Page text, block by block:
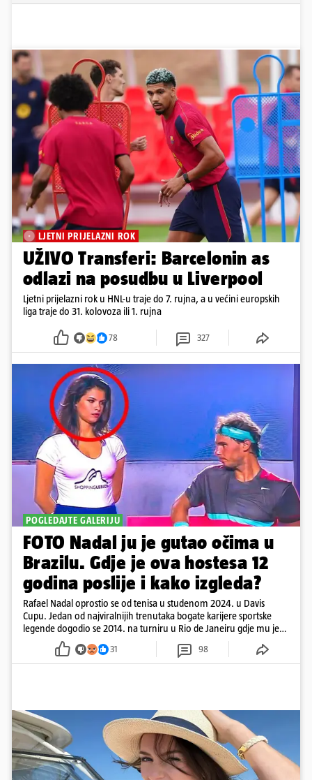
LJETNI PRIJELAZNI ROK
UŽIVO Transferi: Barcelonin as
odlazi na posudbu u Liverpool
Ljetni prijelazni rok u HNL-u traje do 7. rujna, a u većini europskih
liga traje do 31. kolovoza ili 1. rujna
78 327
POGLEDAJTE GALERIJU
FOTO Nadal ju je gutao očima u
Brazilu. Gdje je ova hostesa 12
godina poslije i kako izgleda?
Rafael Nadal oprostio se od tenisa u studenom 2024. u Davis
Cupu. Jedan od najviralnijih trenutaka bogate karijere sportske
legende dogodio se 2014. na turniru u Rio de Janeiru gdje mu je
pažnju odvlačila ljepotica iza klupe
31 98